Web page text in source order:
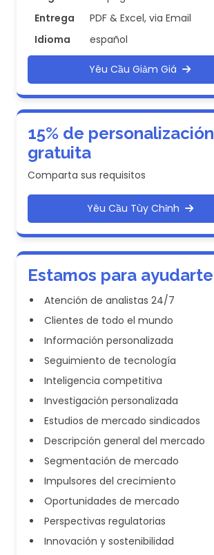
Entrega
PDF & Excel, via Email
Idioma
español
Yêu Cầu Giảm Giá
15% de personalización
gratuita
Comparta sus requisitos
Yêu Cầu Tùy Chỉnh
Estamos para ayudarte
Atención de analistas 24/7
Clientes de todo el mundo
Información personalizada
Seguimiento de tecnología
Inteligencia competitiva
Investigación personalizada
Estudios de mercado sindicados
Descripción general del mercado
Segmentación de mercado
Impulsores del crecimiento
Oportunidades de mercado
Perspectivas regulatorias
Innovación y sostenibilidad